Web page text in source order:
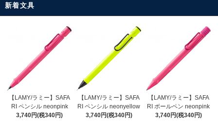
新着文具
【LAMY/ラミー】SAFA
RI ペンシル neonpink
3,740円(税340円)
【LAMY/ラミー】SAFA
RI ペンシル neonyellow
3,740円(税340円)
【LAMY/ラミー】SAFA
RI ボールペン neonpink
3,740円(税340円)